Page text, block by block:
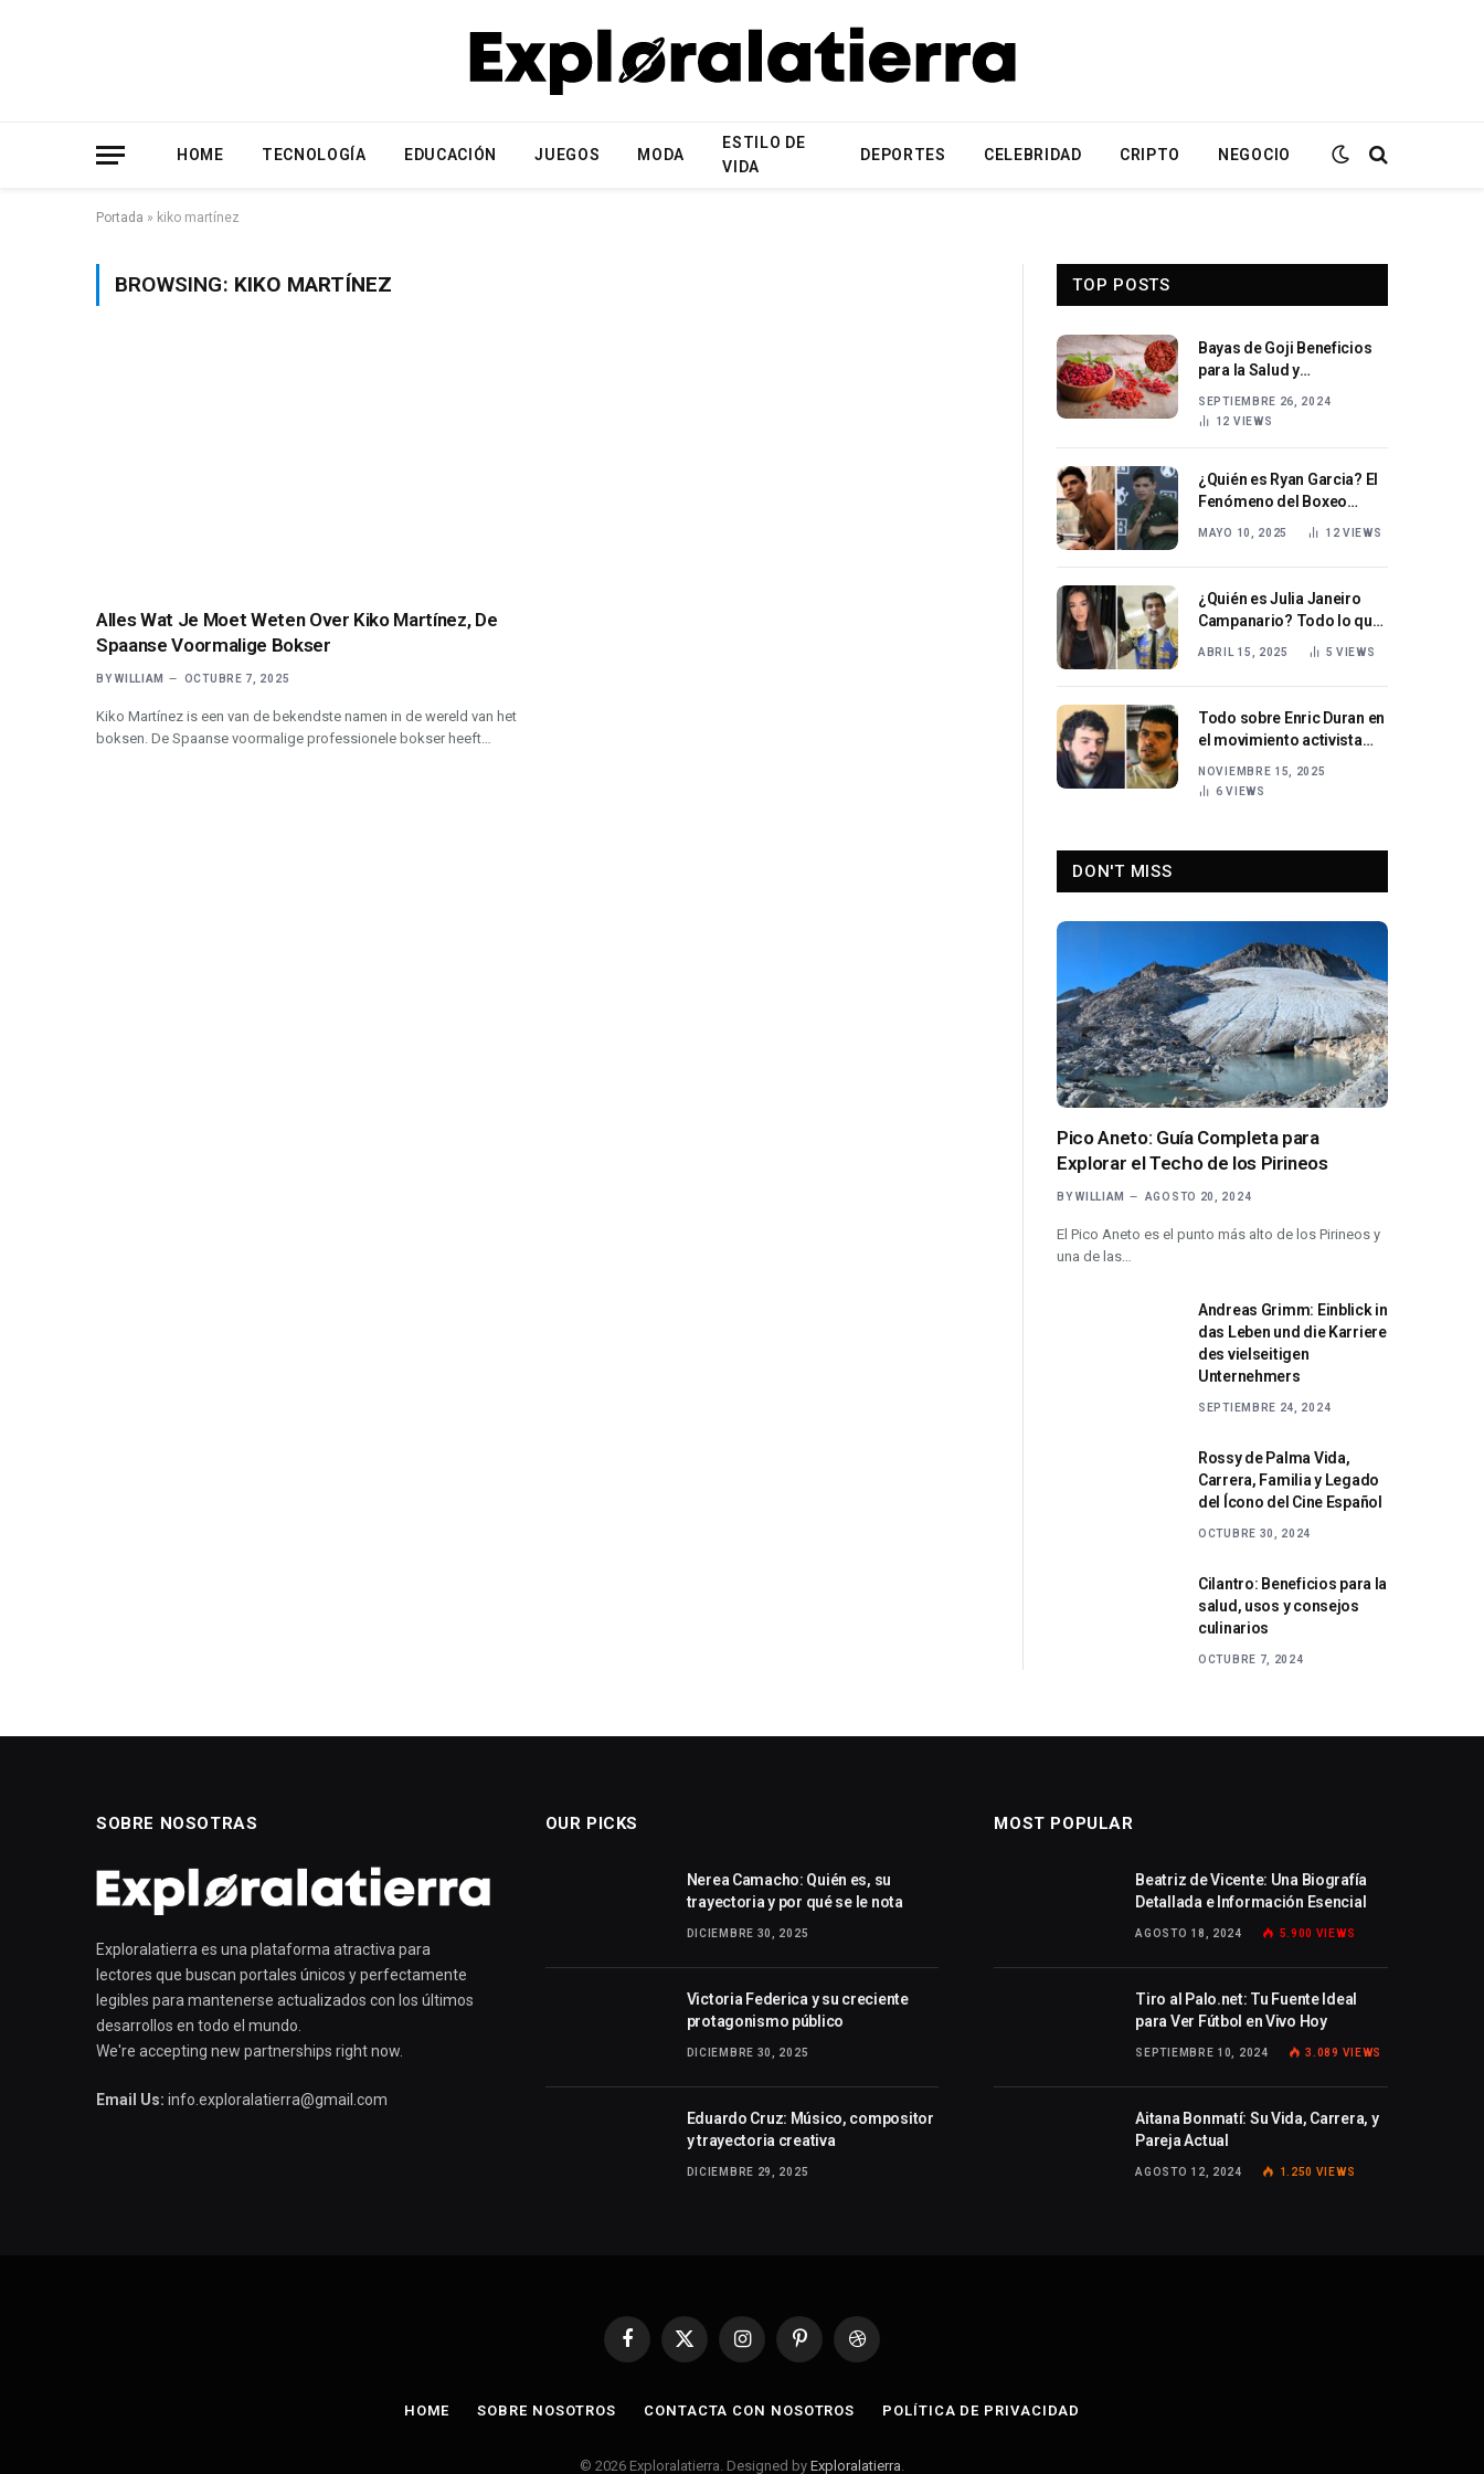
HOME TECNOLOGÍA EDUCACIÓN JUEGOS MODA
ESTILO DE
VIDA
DEPORTES CELEBRIDAD CRIPTO NEGOCIO
Portada » kiko martínez
BROWSING: KIKO MARTÍNEZ
Alles Wat Je Moet Weten Over Kiko Martínez, De
Spaanse Voormalige Bokser
BY WILLIAM OCTUBRE 7, 2025
Kiko Martínez is een van de bekendste namen in de wereld van het
boksen. De Spaanse voormalige professionele bokser heeft…
TOP POSTS
Bayas de Goji Beneficios
para la Salud y
SEPTIEMBRE 26, 2024
12 VIEWS
¿Quién es Ryan Garcia? El
Fenómeno del Boxeo
Estadounidense Invicto
MAYO 10, 2025 12 VIEWS
¿Quién es Julia Janeiro
Campanario? Todo lo que
necesitas saber sobre la
ABRIL 15, 2025 5 VIEWS
Todo sobre Enric Duran en
el movimiento activista
NOVIEMBRE 15, 2025
6VIEWS
DON'T MISS
Pico Aneto: Guía Completa para
Explorar el Techo de los Pirineos
BY WILLIAM AGOSTO 20, 2024
El Pico Aneto es el punto más alto de los Pirineos y
una de las…
Andreas Grimm: Einblick in
das Leben und die Karriere
des vielseitigen
Unternehmers
SEPTIEMBRE 24, 2024
Rossy de Palma Vida,
Carrera, Familia y Legado
del Ícono del Cine Español
OCTUBRE 30, 2024
Cilantro: Beneficios para la
salud, usos y consejos
culinarios
OCTUBRE 7, 2024
SOBRE NOSOTRAS
Exploralatierra es una plataforma atractiva para
lectores que buscan portales únicos y perfectamente
legibles para mantenerse actualizados con los últimos
desarrollos en todo el mundo.
We're accepting new partnerships right now.
Email Us: info.exploralatierra@gmail.com
OUR PICKS
Nerea Camacho: Quién es, su
trayectoria y por qué se le nota
DICIEMBRE 30, 2025
Victoria Federica y su creciente
protagonismo público
DICIEMBRE 30, 2025
Eduardo Cruz: Músico, compositor
y trayectoria creativa
DICIEMBRE 29, 2025
MOST POPULAR
Beatriz de Vicente: Una Biografía
Detallada e Información Esencial
AGOSTO 18, 2024 5.900 VIEWS
Tiro al Palo.net: Tu Fuente Ideal
para Ver Fútbol en Vivo Hoy
SEPTIEMBRE 10, 2024 3.089 VIEWS
Aitana Bonmatí: Su Vida, Carrera, y
Pareja Actual
AGOSTO 12, 2024 1.250 VIEWS
Facebook
X
InstagramPinterestDribbble
HOME SOBRE NOSOTROS CONTACTA CON NOSOTROS POLÍTICA DE PRIVACIDAD
© 2026 Exploralatierra. Designed by Exploralatierra